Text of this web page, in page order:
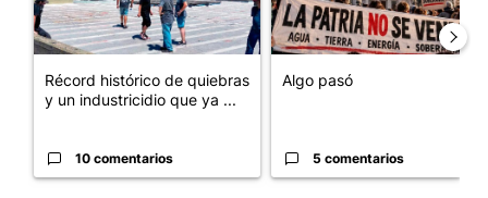
Récord histórico de quiebras
y un industricidio que ya ...
10 comentarios
Algo pasó
5 comentarios